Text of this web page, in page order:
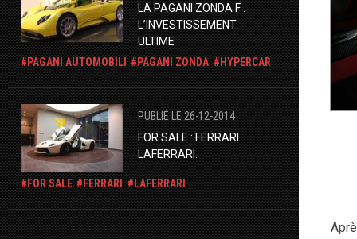
​LA PAGANI ZONDA F :
L’INVESTISSEMENT
ULTIME
PAGANI AUTOMOBILI
PAGANI ZONDA HYPERCAR
PUBLIÉ LE 26-12-2014
​FOR SALE : FERRARI
LAFERRARI.
FOR SALE FERRARI LAFERRARI